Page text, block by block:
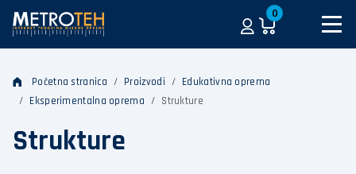
0
Početna stranica Proizvodi
Edukativna oprema
Eksperimentalna oprema
Strukture
Strukture